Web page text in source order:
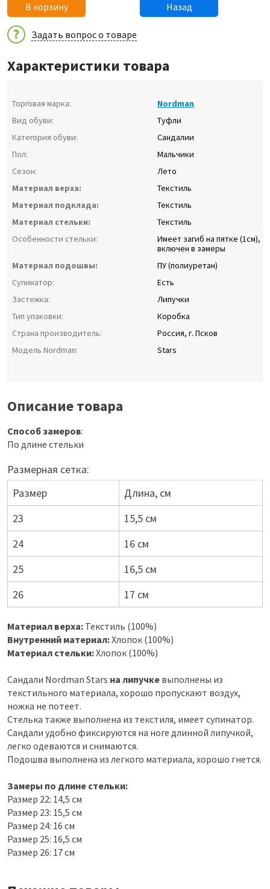
В корзину Назад
Задать вопрос о товаре
Характеристики товара
Торговая марка:
Nordman
Вид обуви:
Туфли
Категория обуви:
Сандалии
Пол:
Мальчики
Сезон:
Лето
Материал верха:
Текстиль
Материал подклада:
Текстиль
Материал стельки:
Текстиль
Особенности стельки:
Имеет загиб на пятке (1см),
включен в замеры
Материал подошвы:
ПУ (полиуретан)
Супинатор:
Есть
Застежка:
Липучки
Тип упаковки:
Коробка
Страна производитель:
Россия, г. Псков
Модель Nordman:
Stars
Описание товара
Способ замеров:
По длине стельки
Размерная сетка:
Размер
Длина, см
23
15,5 см
24
16 см
25
16,5 см
26
17 см
Материал верха: Текстиль (100%)
Внутренний материал:Хлопок (100%)
Материал стельки:Хлопок (100%)
Сандали Nordman Stars на липучке выполнены из
текстильного материала, хорошо пропускают воздух,
ножка не потеет.
Стелька также выполнена из текстиля, имеет супинатор.
Сандали удобно фиксируются на ноге длинной липучкой,
легко одеваются и снимаются.
Подошва выполнена из легкого материала, хорошо гнется.
Замеры по длине стельки:
Размер 22: 14,5 см
Размер 23: 15,5 см
Размер 24: 16 см
Размер 25: 16,5 см
Размер 26: 17 см